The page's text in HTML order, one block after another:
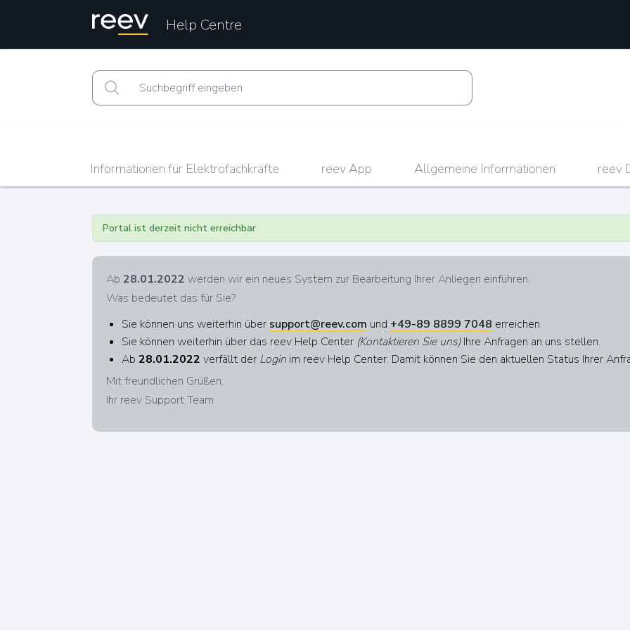
Help Centre
Informationen für Elektrofachkräfte reev App Allgemeine Informationen reev
Portal ist derzeit nicht erreichbar
Ab28.01.2022 werden wir ein neues System zur Bearbeitung Ihrer Anliegen einführen.
Was bedeutet das für Sie?
Sie können uns weiterhin über support@reev.com und +49-89 8899 7048 erreichen
Sie können weiterhin über das reev Help Center (Kontaktieren Sie uns)Ihre Anfragen an uns stellen.
Ab28.01.2022 verfällt der Login im reev Help Center. Damit können Sie den aktuellen Status Ihrer
Mit freundlichen Grüßen,
Ihr reev Support Team